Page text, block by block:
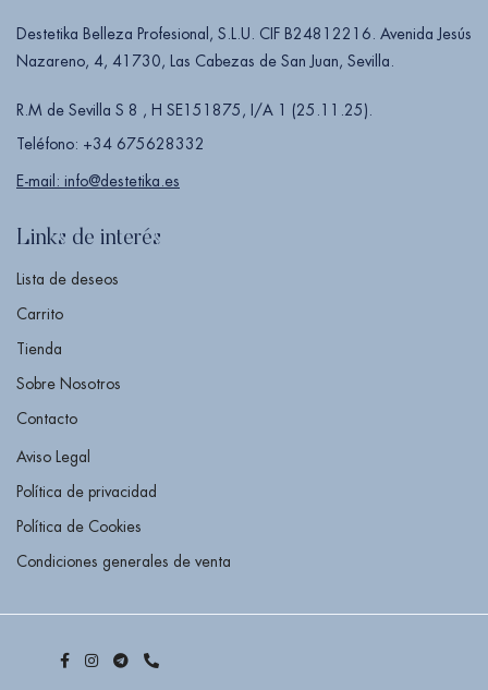
Destetika Belleza Profesional, S.L.U. CIF B24812216. Avenida Jesús
Nazareno, 4, 41730, Las Cabezas de San Juan, Sevilla.
R.M de Sevilla S 8 , H SE151875, I/A 1 (25.11.25).
Teléfono: +34 675628332
E-mail: info@destetika.es
Links de interés
Lista de deseos
Carrito
Tienda
Sobre Nosotros
Contacto
Aviso Legal
Política de privacidad
Política de Cookies
Condiciones generales de venta